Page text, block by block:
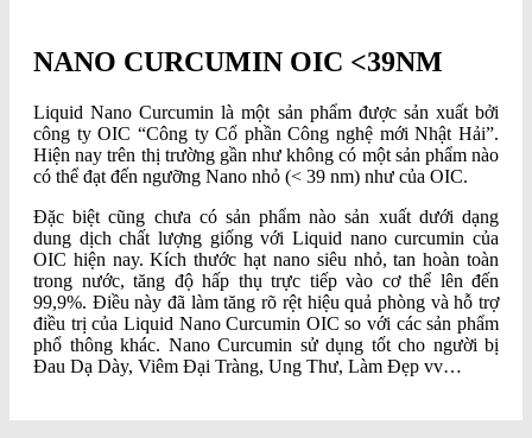
NANO CURCUMIN OIC <39NM
Liquid Nano Curcumin là một sản phẩm được sản xuất bởi
công ty OIC “Công ty Cổ phần Công nghệ mới Nhật Hải”.
Hiện nay trên thị trường gần như không có một sản phẩm nào
có thể đạt đến ngưỡng Nano nhỏ (< 39 nm) như của OIC.
Đặc biệt cũng chưa có sản phẩm nào sản xuất dưới dạng
dung dịch chất lượng giống với Liquid nano curcumin của
OIC hiện nay. Kích thước hạt nano siêu nhỏ, tan hoàn toàn
trong nước, tăng độ hấp thụ trực tiếp vào cơ thể lên đến
99,9%. Điều này đã làm tăng rõ rệt hiệu quả phòng và hỗ trợ
điều trị của Liquid Nano Curcumin OIC so với các sản phẩm
phổ thông khác. Nano Curcumin sử dụng tốt cho người bị
Đau Dạ Dày, Viêm Đại Tràng, Ung Thư, Làm Đẹp vv…